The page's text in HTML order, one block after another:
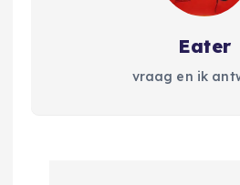
Eater
vraag en ik